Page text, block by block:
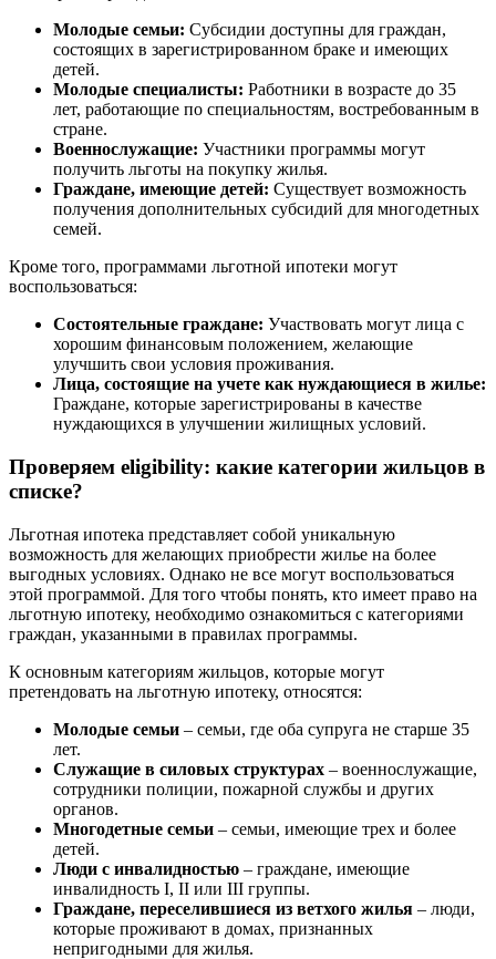
Молодые семьи: Субсидии доступны для граждан,
состоящих в зарегистрированном браке и имеющих
детей.
Молодые специалисты: Работники в возрасте до 35
лет, работающие по специальностям, востребованным в
стране.
Военнослужащие: Участники программы могут
получить льготы на покупку жилья.
Граждане, имеющие детей: Существует возможность
получения дополнительных субсидий для многодетных
семей.
Кроме того, программами льготной ипотеки могут
воспользоваться:
Состоятельные граждане: Участвовать могут лица с
хорошим финансовым положением, желающие
улучшить свои условия проживания.
Лица, состоящие на учете как нуждающиеся в жилье:
Граждане, которые зарегистрированы в качестве
нуждающихся в улучшении жилищных условий.
Проверяем eligibility: какие категории жильцов в
списке?
Льготная ипотека представляет собой уникальную
возможность для желающих приобрести жилье на более
выгодных условиях. Однако не все могут воспользоваться
этой программой. Для того чтобы понять, кто имеет право на
льготную ипотеку, необходимо ознакомиться с категориями
граждан, указанными в правилах программы.
К основным категориям жильцов, которые могут
претендовать на льготную ипотеку, относятся:
Молодые семьи – семьи, где оба супруга не старше 35
лет.
Служащие в силовых структурах – военнослужащие,
сотрудники полиции, пожарной службы и других
органов.
Многодетные семьи – семьи, имеющие трех и более
детей.
Люди с инвалидностью – граждане, имеющие
инвалидность I, II или III группы.
Граждане, переселившиеся из ветхого жилья – люди,
которые проживают в домах, признанных
непригодными для жилья.